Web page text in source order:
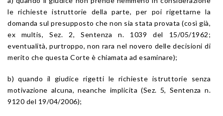
le richieste istruttorie della parte, per poi rigettarne la
domanda sul presupposto che non sia stata provata (così già,
ex multis, Sez. 2, Sentenza n. 1039 del 15/05/1962;
eventualità, purtroppo, non rara nel novero delle decisioni di
merito che questa Corte è chiamata ad esaminare);
b) quando il giudice rigetti le richieste istruttorie senza
motivazione alcuna, neanche implicita (Sez. 5, Sentenza n.
9120 del 19/04/2006);